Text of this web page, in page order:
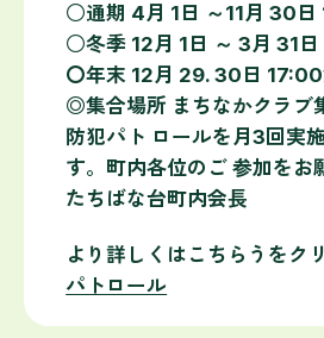
○通期 4月 1日 ～11月 30
○冬季 12月 1日 ～ 3月 31
〇年末 12月 29. 30日
◎集合場所 まちなかクラブ
防犯パト ロールを月3回実
す。町内各位のご 参加をお
たちばな台町内会長
より詳しくはこちらうを
パトロール